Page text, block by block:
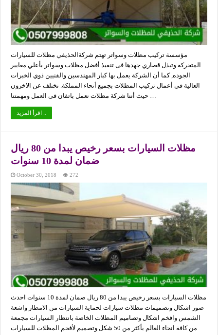
مؤسسة تركيب مظلات وسواتر تهتم شركةالحذيفي مظلات للسيارات
المتحركة وتبذل قصاري جهدها فى تنفيذ أفضل مظلات وسواتر بأعلي معايير
الجوده, كما أن الشركة يعمل بها كبار المهندسين والفنيين ذوي الخبرات
العالية في أعمال تركيب المظلات بجميع أنحاء المملكة. نختلف عن الاخرون
حيث أننا شركة مظلات نعمل باتقان فى العمل ومهمتنا …
اقرأ المزيد ..
مظلات السيارات بسعر رخيص يبدا من 80 ريال
ضمان لمدة 10 سنوات
October 30, 2018 272
مظلات السيارات بسعر رخيص يبدا من 80 ريال ضمان لمدة 10 سنوات احدث
صور اشكال وتصميمات مظلات سيارات لحماية السيارات من الامطار واشعة
الشمس وافخم اشكال وتصاميم المظلات الخاصة بانتظار السيارات مجمعة
من كافة انحاء العالم بأكثر من 50 شكل وتصميم لأفخم المظلات للسيارات